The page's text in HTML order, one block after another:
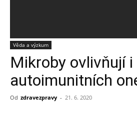
Věda a výzkum
Mikroby ovlivňují
autoimunitních
Od zdravezpravy - 21. 6. 2020